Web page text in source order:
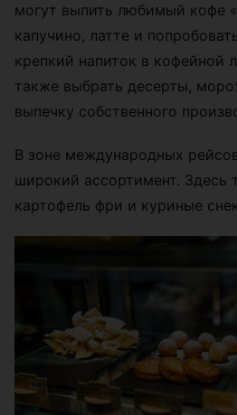
могут выпить любимый кофе
капучино, латте и
крепкий напиток в кофейной
также выбрать десерты,
выпечку собственного
В зоне международных
широкий ассортимент. Здесь
картофель фри и куриные